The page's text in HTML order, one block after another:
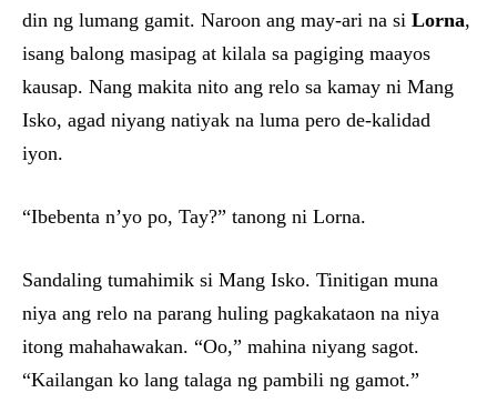
din ng lumang gamit. Naroon ang may-ari na si Lorna,
isang balong masipag at kilala sa pagiging maayos
kausap. Nang makita nito ang relo sa kamay ni Mang
Isko, agad niyang natiyak na luma pero de-kalidad
iyon.
“Ibebenta n’yo po, Tay?” tanong ni Lorna.
Sandaling tumahimik si Mang Isko. Tinitigan muna
niya ang relo na parang huling pagkakataon na niya
itong mahahawakan. “Oo,” mahina niyang sagot.
“Kailangan ko lang talaga ng pambili ng gamot.”